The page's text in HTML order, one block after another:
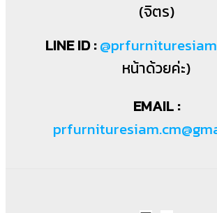
(จิตร)
LINE ID :@prfurnituresiam
หน้าด้วยค่ะ)
EMAIL :